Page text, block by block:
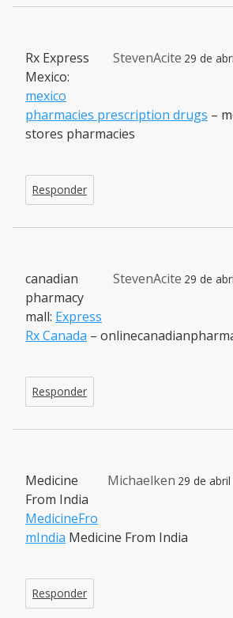
StevenAcite 29 de
Rx Express
Mexico:
mexico
pharmacies prescription drugs –
stores pharmacies
Responder
StevenAcite 29 de
canadian
pharmacy
mall: Express
Rx Canada –
Responder
Michaelken 29 de
Medicine
From India
MedicineFro
mIndia Medicine From India
Responder